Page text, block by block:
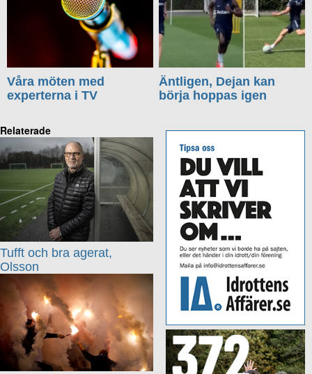
Våra möten med
experterna i TV
Äntligen, Dejan kan
börja hoppas igen
Relaterade
Tufft och bra agerat,
Olsson